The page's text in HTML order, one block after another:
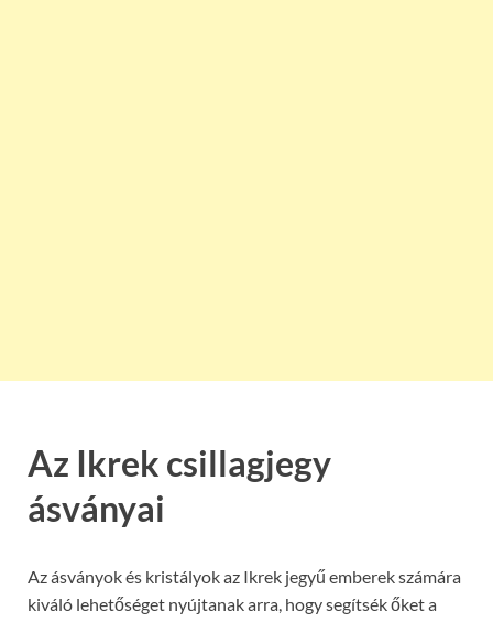
Az Ikrek csillagjegy
ásványai
Az ásványok és kristályok az Ikrek jegyű emberek számára
kiváló lehetőséget nyújtanak arra, hogy segítsék őket a